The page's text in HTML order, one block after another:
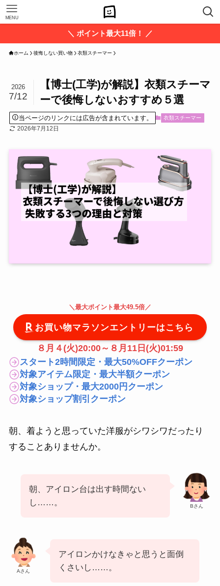
MENU
＼ ポイント最大11倍！ ／
ホーム 後悔しない買い物 衣類スチーマー
【博士(工学)が解説】衣類スチーマ
ーで後悔しないおすすめ５選
2026
7/12
当ページのリンクには広告が含まれています。 衣類スチーマー
2026年7月12日
＼最大ポイント最大49.5倍／
お買い物マラソンエントリーはこちら
８月４(火)20:00～８月11日(火)01:59
スタート2時間限定・最大50%OFFクーポン
対象アイテム限定・最大半額クーポン
対象ショップ・最大2000円クーポン
対象ショップ割引クーポン
朝、着ようと思っていた洋服がシワシワだったり
することありませんか。
Bさん
朝、アイロン台は出す時間ない
し……。
Aさん
アイロンかけなきゃと思うと面倒
くさいし……。